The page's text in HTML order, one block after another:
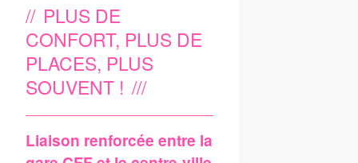
PLUS DE
CONFORT, PLUS DE
PLACES, PLUS
SOUVENT !
Liaison renforcée entre la